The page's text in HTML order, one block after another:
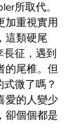
所取代。
加重視實用
這類硬尾
征，遇到
的尾椎。但
微了嗎？
愛的人變少
卻個個都是